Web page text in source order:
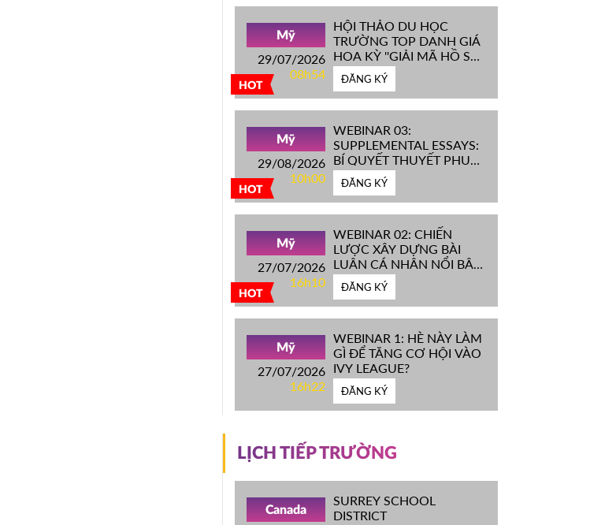
HOT
Mỹ
29/07/2026
08h54
HỘI THẢO DU HỌC
TRƯỜNG TOP DANH GIÁ
HOA KỲ ''GIẢI MÃ HỒ SƠ
IVY LEAGUE''
ĐĂNG KÝ
HOT
Mỹ
29/08/2026
10h00
WEBINAR 03:
SUPPLEMENTAL ESSAYS:
BÍ QUYẾT THUYẾT PHỤC
HỘI ĐỒNG TUYỂN SINH
ĐH TOP ĐẦU MỸ
ĐĂNG KÝ
HOT
Mỹ
27/07/2026
16h10
WEBINAR 02: CHIẾN
LƯỢC XÂY DỰNG BÀI
LUẬN CÁ NHÂN NỔI BẬT
CHINH PHỤC ĐH TOP
ĐẦU MỸ
ĐĂNG KÝ
Mỹ
27/07/2026
16h22
WEBINAR 1: HÈ NÀY LÀM
GÌ ĐỂ TĂNG CƠ HỘI VÀO
IVY LEAGUE?
ĐĂNG KÝ
LỊCH TIẾP TRƯỜNG
Canada
SURREY SCHOOL
DISTRICT